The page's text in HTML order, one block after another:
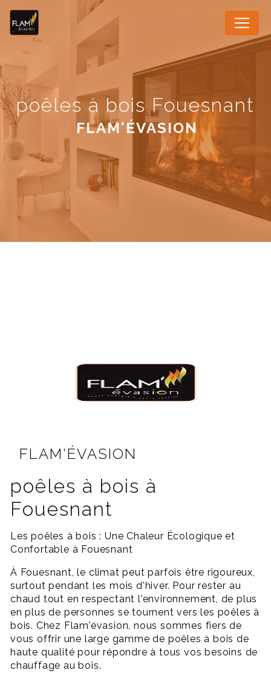
poêles à bois Fouesnant
FLAM'ÉVASION
FLAM'ÉVASION
poêles à bois à
Fouesnant
Les poêles à bois : Une Chaleur Écologique et
Confortable à Fouesnant
À Fouesnant, le climat peut parfois être rigoureux,
surtout pendant les mois d'hiver. Pour rester au
chaud tout en respectant l'environnement, de plus
en plus de personnes se tournent vers les poêles à
bois. Chez Flam'évasion, nous sommes fiers de
vous offrir une large gamme de poêles à bois de
haute qualité pour répondre à tous vos besoins de
chauffage au bois.
Panneau de gestion des cookies